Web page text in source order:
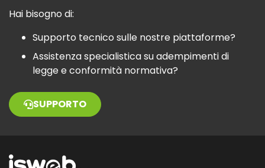
Hai bisogno di:
Supporto tecnico sulle nostre piattaforme?
Assistenza specialistica su adempimenti di
legge e conformità normativa?
SUPPORTO